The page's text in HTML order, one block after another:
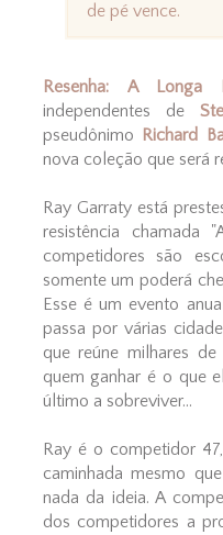
de pé vence.
Resenha: A Longa
independentes de
pseudônimo
Richard
nova coleção que será
Ray Garraty está
resistência chamada
competidores são
somente um poderá
Esse é um evento
passa por várias
que reúne milhares
quem ganhar é o que
último a sobreviver...
Ray é o competidor
caminhada mesmo
nada da ideia. A
dos competidores a